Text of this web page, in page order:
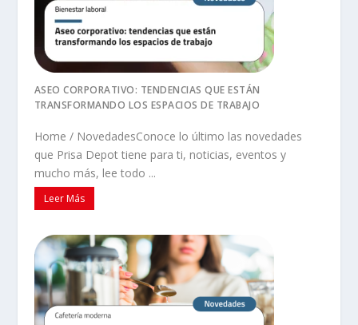
ASEO CORPORATIVO: TENDENCIAS QUE ESTÁN
TRANSFORMANDO LOS ESPACIOS DE TRABAJO
Home / NovedadesConoce lo último las novedades
que Prisa Depot tiene para ti, noticias, eventos y
mucho más, lee todo ...
Leer Más